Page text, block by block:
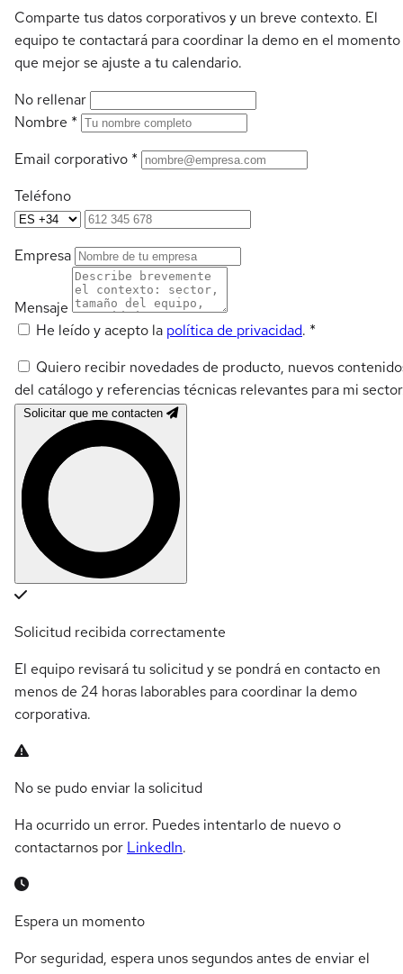
Comparte tus datos corporativos y un breve contexto. El
equipo te contactará para coordinar la demo en el momento
que mejor se ajuste a tu calendario.
No rellenar
Nombre *
Email corporativo *
Teléfono
Empresa
Mensaje
He leído y acepto la política de privacidad. *
Quiero recibir novedades de producto, nuevos
del catálogo y referencias técnicas relevantes para mi
Solicitar que me contacten
Solicitud recibida correctamente
El equipo revisará tu solicitud y se pondrá en contacto en
menos de 24 horas laborables para coordinar la demo
corporativa.
No se pudo enviar la solicitud
Ha ocurrido un error. Puedes intentarlo de nuevo o
contactarnos por LinkedIn.
Espera un momento
Por seguridad, espera unos segundos antes de enviar el